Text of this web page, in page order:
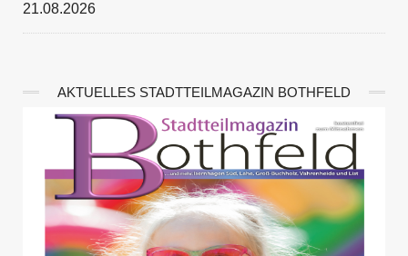
21.08.2026
AKTUELLES STADTTEILMAGAZIN BOTHFELD